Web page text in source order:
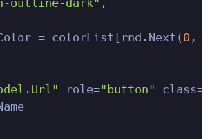
outline-dark" ,
= colorList[rnd.Next(
0 ,
role="button" class=